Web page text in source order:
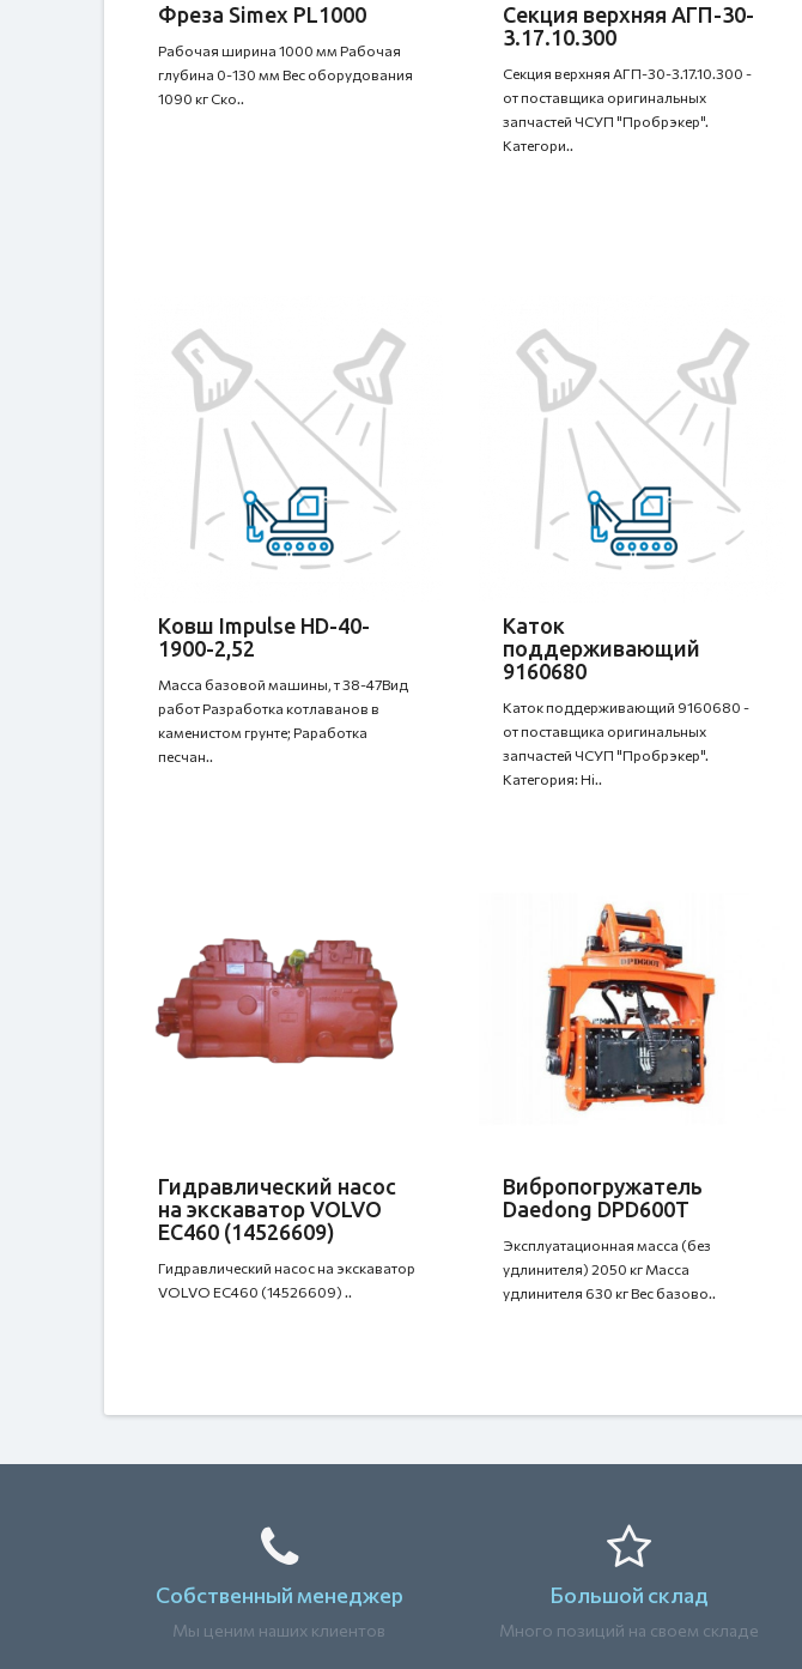
Фреза Simex PL1000
Рабочая ширина 1000 мм Рабочая
глубина 0-130 мм Вес оборудования
1090 кг Ско..
Секция верхняя АГП-30-
3.17.10.300
Секция верхняя АГП-30-3.17.10.300 -
от поставщика оригинальных
запчастей ЧСУП "Пробрэкер".
Категори..
Ковш Impulse HD-40-
1900-2,52
Масса базовой машины, т 38-47Вид
работ Разработка котлаванов в
каменистом грунте; Раработка
песчан..
Каток
поддерживающий
9160680
Каток поддерживающий 9160680 -
от поставщика оригинальных
запчастей ЧСУП "Пробрэкер".
Категория: Hi..
Гидравлический насос
на экскаватор VOLVO
EC460 (14526609)
Гидравлический насос на экскаватор
VOLVO EC460 (14526609) ..
Вибропогружатель
Daedong DPD600Т
Эксплуатационная масса (без
удлинителя) 2050 кг Масса
удлинителя 630 кг Вес базово..
Собственный менеджер
Мы ценим наших клиентов
Большой склад
Много позиций на своем складе